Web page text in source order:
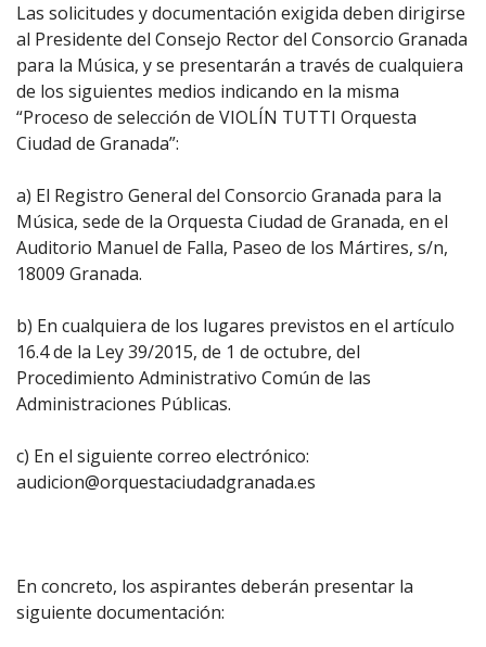
Las solicitudes y documentación exigida deben dirigirse
al Presidente del Consejo Rector del Consorcio Granada
para la Música, y se presentarán a través de cualquiera
de los siguientes medios indicando en la misma
“Proceso de selección de VIOLÍN TUTTI Orquesta
Ciudad de Granada”:
a) El Registro General del Consorcio Granada para la
Música, sede de la Orquesta Ciudad de Granada, en el
Auditorio Manuel de Falla, Paseo de los Mártires, s/n,
18009 Granada.
b) En cualquiera de los lugares previstos en el artículo
16.4 de la Ley 39/2015, de 1 de octubre, del
Procedimiento Administrativo Común de las
Administraciones Públicas.
c) En el siguiente correo electrónico:
audicion@orquestaciudadgranada.es
En concreto, los aspirantes deberán presentar la
siguiente documentación: